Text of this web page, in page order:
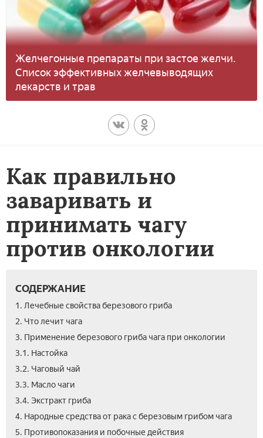
Желчегонные препараты при застое желчи.
Список эффективных желчевыводящих
лекарств и трав
Как правильно
заваривать и
принимать чагу
против онкологии
СОДЕРЖАНИЕ
1. Лечебные свойства березового гриба
2. Что лечит чага
3. Применение березового гриба чага при онкологии
3.1. Настойка
3.2. Чаговый чай
3.3. Масло чаги
3.4. Экстракт гриба
4. Народные средства от рака с березовым грибом чага
5. Противопоказания и побочные действия